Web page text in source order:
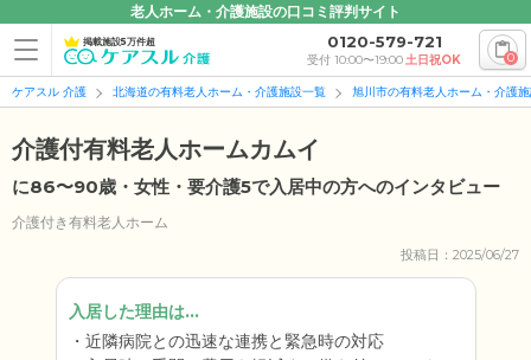
老人ホーム・介護施設の口コミ評判サイト
掲載施設5万件超 0120-579-721
受付 10:00〜19:00土日祝OK 0
ケアスル 介護 北海道の有料老人ホーム・介護施設一覧 旭川市の有料老人ホーム・介護
介護付有料老人ホームカムイ
に86〜90歳・女性・要介護5で入居中の方へのインタビュー
介護付き有料老人ホーム
投稿日：2025/06/27
入居した理由は...
近隣病院との迅速な連携と緊急時の対応